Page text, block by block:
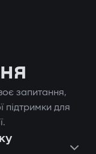
з
запитання,
підтримки для